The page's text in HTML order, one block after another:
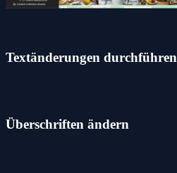
Textänderungen durchführen
Überschriften ändern